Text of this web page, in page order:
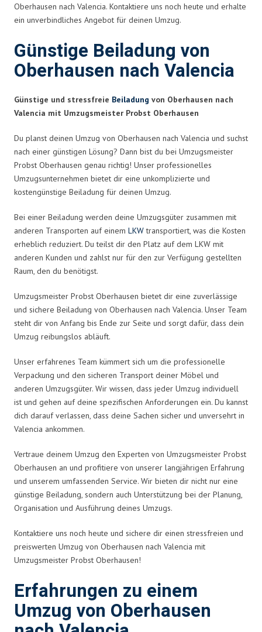
Oberhausen nach Valencia. Kontaktiere uns noch heute und erhalte
ein unverbindliches Angebot für deinen Umzug.
Günstige Beiladung von
Oberhausen nach Valencia
Günstige und stressfreie Beiladung von Oberhausen nach
Valencia mit Umzugsmeister Probst Oberhausen
Du planst deinen Umzug von Oberhausen nach Valencia und suchst
nach einer günstigen Lösung? Dann bist du bei Umzugsmeister
Probst Oberhausen genau richtig! Unser professionelles
Umzugsunternehmen bietet dir eine unkomplizierte und
kostengünstige Beiladung für deinen Umzug.
Bei einer Beiladung werden deine Umzugsgüter zusammen mit
anderen Transporten auf einem LKWtransportiert, was die Kosten
erheblich reduziert. Du teilst dir den Platz auf dem LKW mit
anderen Kunden und zahlst nur für den zur Verfügung gestellten
Raum, den du benötigst.
Umzugsmeister Probst Oberhausen bietet dir eine zuverlässige
und sichere Beiladung von Oberhausen nach Valencia. Unser Team
steht dir von Anfang bis Ende zur Seite und sorgt dafür, dass dein
Umzug reibungslos abläuft.
Unser erfahrenes Team kümmert sich um die professionelle
Verpackung und den sicheren Transport deiner Möbel und
anderen Umzugsgüter. Wir wissen, dass jeder Umzug individuell
ist und gehen auf deine spezifischen Anforderungen ein. Du kannst
dich darauf verlassen, dass deine Sachen sicher und unversehrt in
Valencia ankommen.
Vertraue deinem Umzug den Experten von Umzugsmeister Probst
Oberhausen an und profitiere von unserer langjährigen Erfahrung
und unserem umfassenden Service. Wir bieten dir nicht nur eine
günstige Beiladung, sondern auch Unterstützung bei der Planung,
Organisation und Ausführung deines Umzugs.
Kontaktiere uns noch heute und sichere dir einen stressfreien und
preiswerten Umzug von Oberhausen nach Valencia mit
Umzugsmeister Probst Oberhausen!
Erfahrungen zu einem
Umzug von Oberhausen